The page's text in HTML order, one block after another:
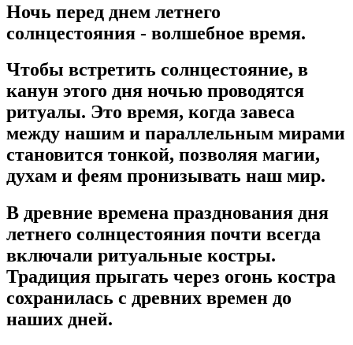
Ночь перед днем летнего
солнцестояния - волшебное время.
Чтобы встретить солнцестояние, в
канун этого дня ночью проводятся
ритуалы. Это время, когда завеса
между нашим и параллельным мирами
становится тонкой, позволяя магии,
духам и феям пронизывать наш мир.
В древние времена празднования дня
летнего солнцестояния почти всегда
включали ритуальные костры.
Традиция прыгать через огонь костра
сохранилась с древних времен до
наших дней.